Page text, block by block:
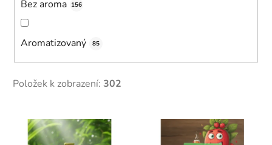
Bez aroma 156
Aromatizovaný 85
Položek k zobrazení: 302